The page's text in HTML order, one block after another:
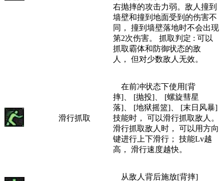
右抛摔的攻击力弱。敌人撞到
墙壁和撞到地面受到的伤害不
同， 撞到墙壁落地时不会出现
第2次伤害。 抓取判定 : 可以
抓取霸体和防御状态的敌
人， 但对少数敌人无效。
滑行抓取
在前冲状态下使用[背
摔]、 [抛投]、 [螺旋彗星
落]、 [地狱摇篮]、 [末日风暴]
技能时， 可以滑行抓取敌人。
滑行抓取敌人时， 可以用方向
键进行上下滑行； 技能Lv越
高， 滑行速度越快。
从敌人背后施放[背摔]